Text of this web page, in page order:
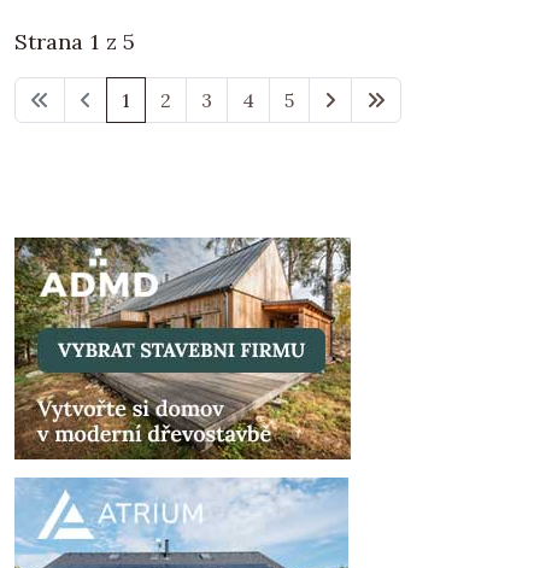
Strana 1 z 5
1 2 3 4 5